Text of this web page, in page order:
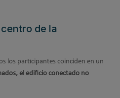
de la
los participantes coinciden en un
el edificio conectado no